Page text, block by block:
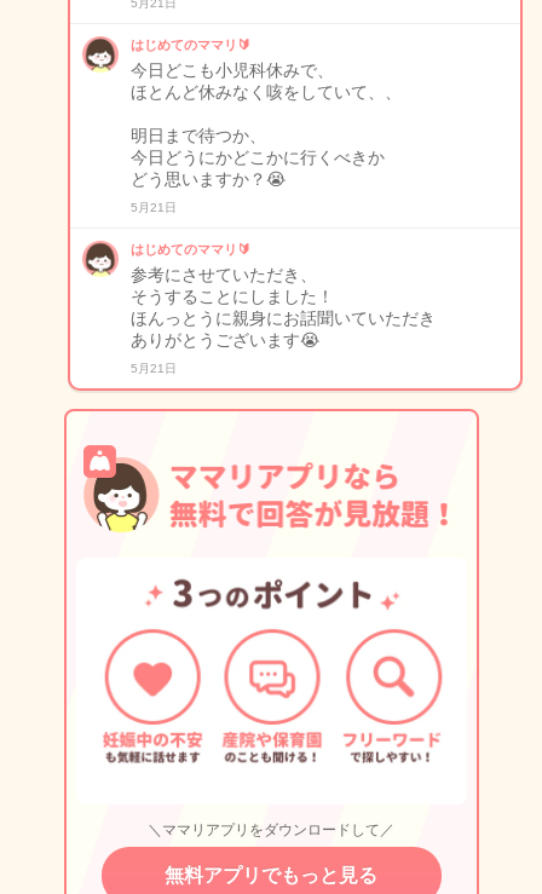
5月21日
はじめてのママリ🔰
今日どこも小児科休みで、
ほとんど休みなく咳をしていて、、
明日まで待つか、
今日どうにかどこかに行くべきか
どう思いますか？😭
5月21日
はじめてのママリ🔰
参考にさせていただき、
そうすることにしました！
ほんっとうに親身にお話聞いていただき
ありがとうございます😭
5月21日
＼ママリアプリをダウンロードして／
無料アプリでもっと見る